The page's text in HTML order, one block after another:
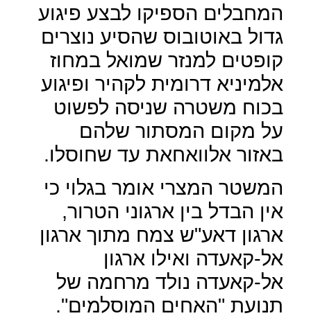
המחבלים הספיקו לבצע פיגוע
גדול באוטובוס שהסיע נוצרים
קופטים למנזר שמואל במחוז
אלמיניא דרומית לקהיר ופיגוע
בכוח משטרה שניסה לפשוט
על מקום המסתור שלהם
באזור אלוואחאת עד שחוסלו.
המשטר המצרי אומר בגלוי כי
אין הבדל בין ארגוני הטרור,
ארגון דאע"ש צמח מתוך ארגון
אל-קאעדה ואילו ארגון
אל-קאעדה נולד מרחמה של
תנועת "האחים המוסלמים".